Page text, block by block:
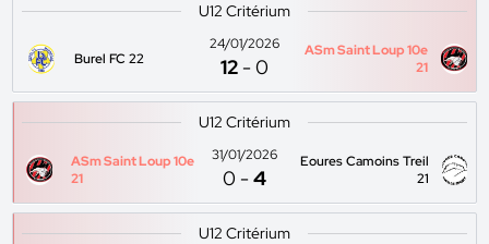
U12 Critérium
Burel FC 22
24/01/2026
12 -0
ASm Saint Loup 10e
21
U12 Critérium
ASm Saint Loup 10e
21
31/01/2026
0 -4
Eoures Camoins Treil
21
U12 Critérium